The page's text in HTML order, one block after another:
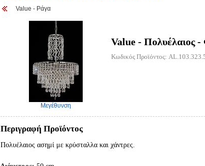
Value - Ράγα
Μεγέθυνση
Value - Πολυέλαιος
Κωδικός Προϊόντος:
Περιγραφή Προϊόντος
Πολυέλαιος ασημί με κρύσταλλα και χάντρες.